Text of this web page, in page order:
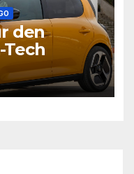
den